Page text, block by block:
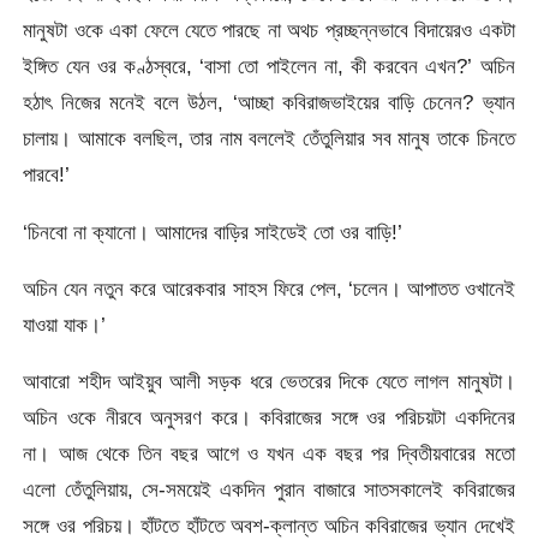
মানুষটা ওকে একা ফেলে যেতে পারছে না অথচ প্রচ্ছন্নভাবে বিদায়েরও একটা
ইঙ্গিত যেন ওর কণ্ঠস্বরে, ‘বাসা তো পাইলেন না, কী করবেন এখন?’ অচিন
হঠাৎ নিজের মনেই বলে উঠল, ‘আচ্ছা কবিরাজভাইয়ের বাড়ি চেনেন? ভ্যান
চালায়। আমাকে বলছিল, তার নাম বললেই তেঁতুলিয়ার সব মানুষ তাকে চিনতে
পারবে!’
‘চিনবো না ক্যানো। আমাদের বাড়ির সাইডেই তো ওর বাড়ি!’
অচিন যেন নতুন করে আরেকবার সাহস ফিরে পেল, ‘চলেন। আপাতত ওখানেই
যাওয়া যাক।’
আবারো শহীদ আইয়ুব আলী সড়ক ধরে ভেতরের দিকে যেতে লাগল মানুষটা।
অচিন ওকে নীরবে অনুসরণ করে। কবিরাজের সঙ্গে ওর পরিচয়টা একদিনের
না। আজ থেকে তিন বছর আগে ও যখন এক বছর পর দ্বিতীয়বারের মতো
এলো তেঁতুলিয়ায়, সে-সময়েই একদিন পুরান বাজারে সাতসকালেই কবিরাজের
সঙ্গে ওর পরিচয়। হাঁটতে হাঁটতে অবশ-ক্লান্ত অচিন কবিরাজের ভ্যান দেখেই